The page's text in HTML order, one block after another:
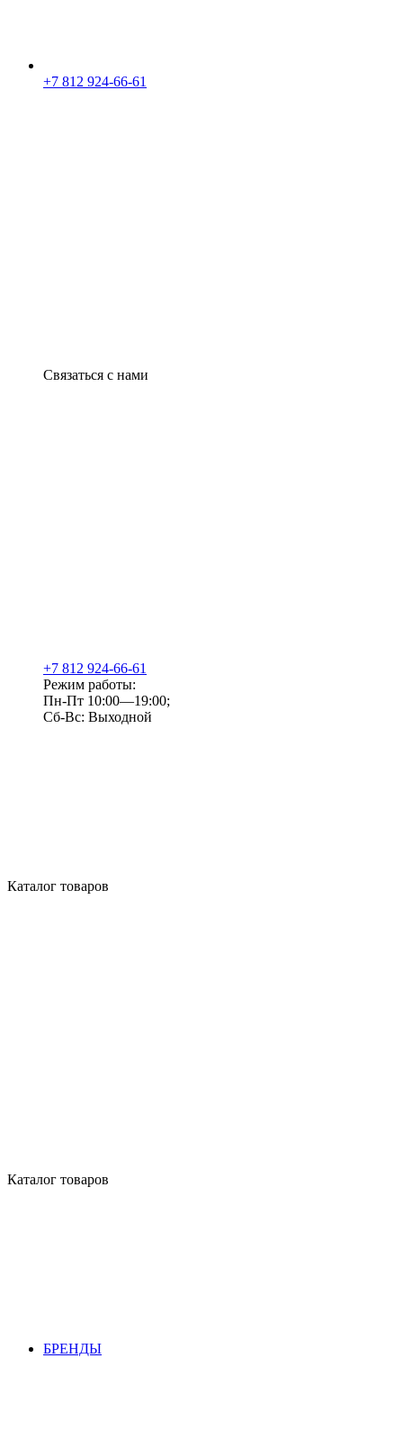
+7 812 924-66-61
Связаться с нами
+7 812 924-66-61
Режим работы:
Пн-Пт 10:00—19:00;
Сб-Вс: Выходной
Каталог товаров
Каталог товаров
БРЕНДЫ